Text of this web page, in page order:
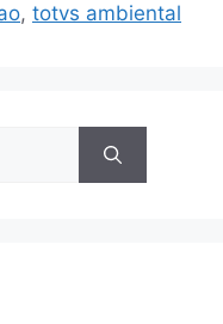
, totvs ambiental